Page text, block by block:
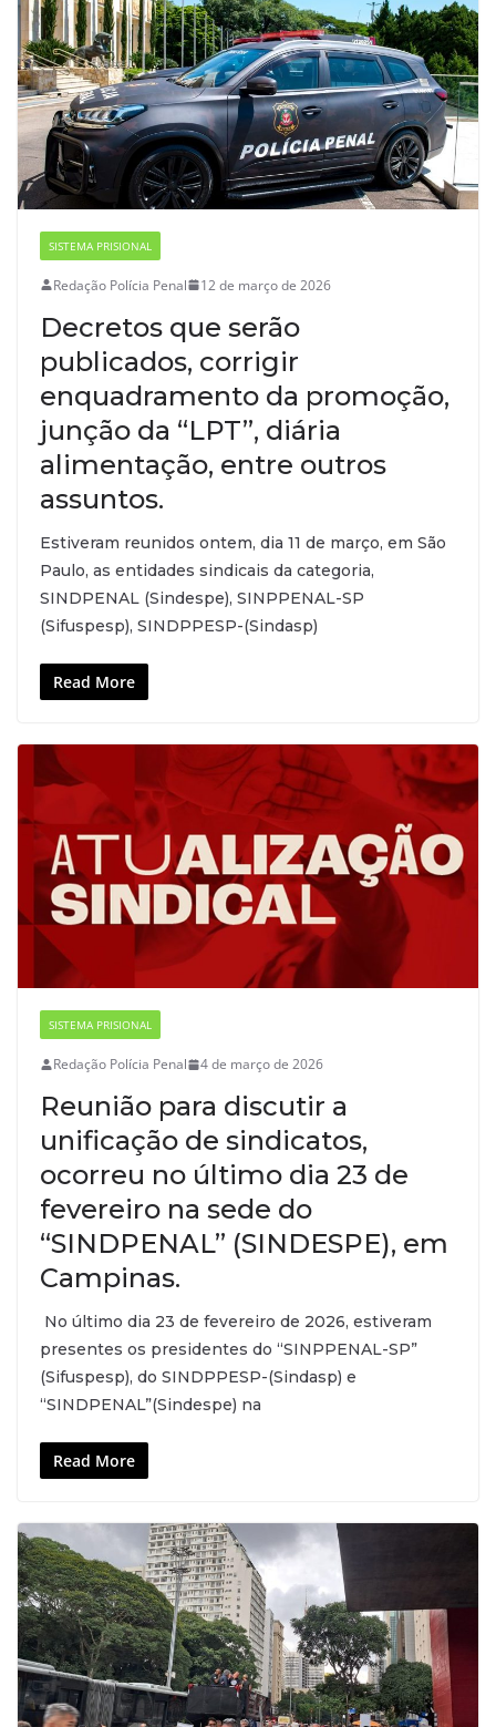
SISTEMA PRISIONAL
Redação Polícia Penal 12 de março de 2026
Decretos que serão
publicados, corrigir
enquadramento da promoção,
junção da “LPT”, diária
alimentação, entre outros
assuntos.
Estiveram reunidos ontem, dia 11 de março, em São
Paulo, as entidades sindicais da categoria,
SINDPENAL (Sindespe), SINPPENAL-SP
(Sifuspesp), SINDPPESP-(Sindasp)
Read More
SISTEMA PRISIONAL
Redação Polícia Penal 4 de março de 2026
Reunião para discutir a
unificação de sindicatos,
ocorreu no último dia 23 de
fevereiro na sede do
“SINDPENAL” (SINDESPE), em
Campinas.
No último dia 23 de fevereiro de 2026, estiveram
presentes os presidentes do “SINPPENAL-SP”
(Sifuspesp), do SINDPPESP-(Sindasp) e
“SINDPENAL”(Sindespe) na
Read More